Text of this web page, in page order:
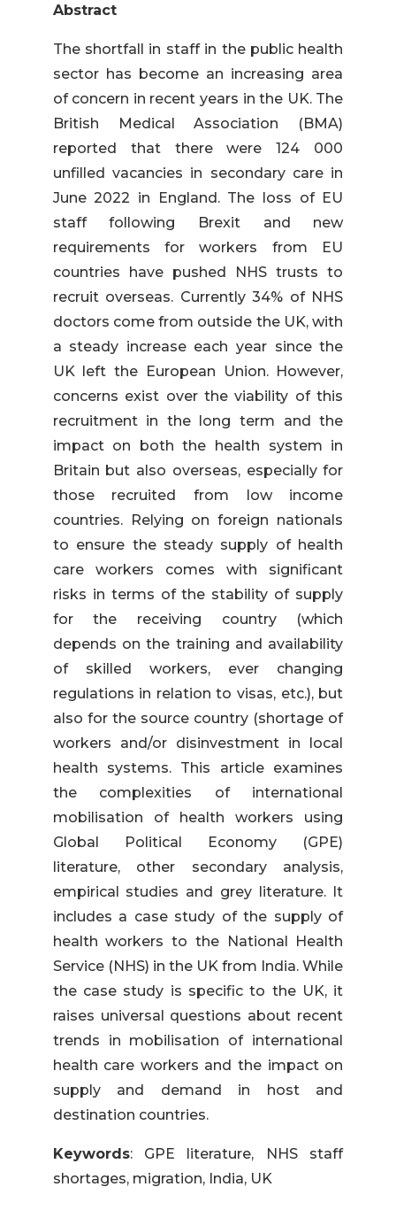
Abstract
The shortfall in staff in the public health
sector has become an increasing area
of concern in recent years in the UK. The
British Medical Association (BMA)
reported that there were 124 000
unfilled vacancies in secondary care in
June 2022 in England. The loss of EU
staff following Brexit and new
requirements for workers from EU
countries have pushed NHS trusts to
recruit overseas. Currently 34% of NHS
doctors come from outside the UK, with
a steady increase each year since the
UK left the European Union. However,
concerns exist over the viability of this
recruitment in the long term and the
impact on both the health system in
Britain but also overseas, especially for
those recruited from low income
countries. Relying on foreign nationals
to ensure the steady supply of health
care workers comes with significant
risks in terms of the stability of supply
for the receiving country (which
depends on the training and availability
of skilled workers, ever changing
regulations in relation to visas, etc.), but
also for the source country (shortage of
workers and/or disinvestment in local
health systems. This article examines
the complexities of international
mobilisation of health workers using
Global Political Economy (GPE)
literature, other secondary analysis,
empirical studies and grey literature. It
includes a case study of the supply of
health workers to the National Health
Service (NHS) in the UK from India. While
the case study is specific to the UK, it
raises universal questions about recent
trends in mobilisation of international
health care workers and the impact on
supply and demand in host and
destination countries.
Keywords: GPE literature, NHS staff
shortages, migration, India, UK